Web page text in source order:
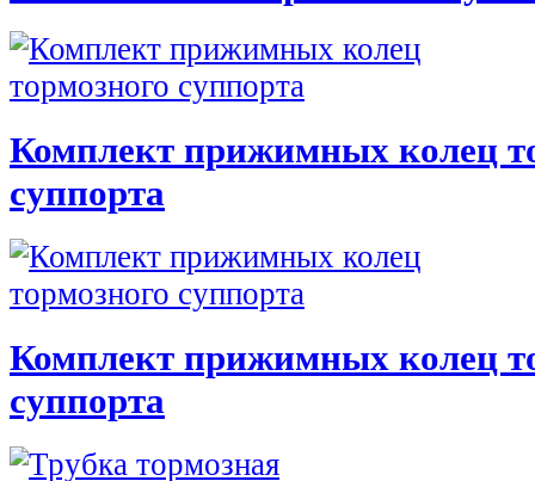
Комплект прижимных колец
суппорта
Комплект прижимных колец
суппорта